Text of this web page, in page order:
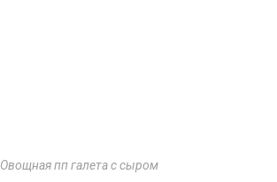
Овощная пп галета с сыром